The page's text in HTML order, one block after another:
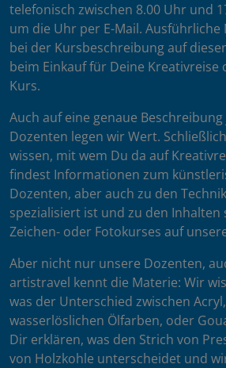
telefonisch zwischen 8.00 Uhr und
um die Uhr per E-Mail.
bei der Kursbeschreibung auf
beim Einkauf für Deine Kreativreise
Kurs.
Auch auf eine genaue
Dozenten legen wir Wert.
wissen, mit wem Du da auf
findest Informationen zum
Dozenten, aber auch zu den
spezialisiert ist und zu den Inhalten
Zeichen- oder Fotokurses auf
Aber nicht nur unsere Dozenten,
artistravel kennt die Materie: Wir
was der Unterschied zwischen
wasserlöslichen Ölfarben, oder
Dir erklären, was den Strich von
von Holzkohle unterscheidet und